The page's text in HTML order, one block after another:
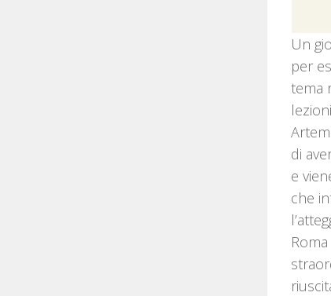
Un
per
tema
di
e
che